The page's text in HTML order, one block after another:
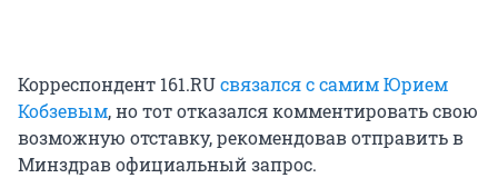
Корреспондент 161.RUсвязался с самим Юрием
Кобзевым, но тот отказался комментировать свою
возможную отставку, рекомендовав отправить в
Минздрав официальный запрос.